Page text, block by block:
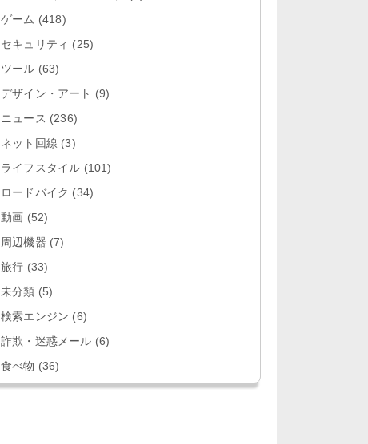
ゲーム (418)
セキュリティ (25)
ツール (63)
デザイン・アート (9)
ニュース (236)
ネット回線 (3)
ライフスタイル (101)
ロードバイク (34)
動画 (52)
周辺機器 (7)
旅行 (33)
未分類 (5)
検索エンジン (6)
詐欺・迷惑メール (6)
食べ物 (36)